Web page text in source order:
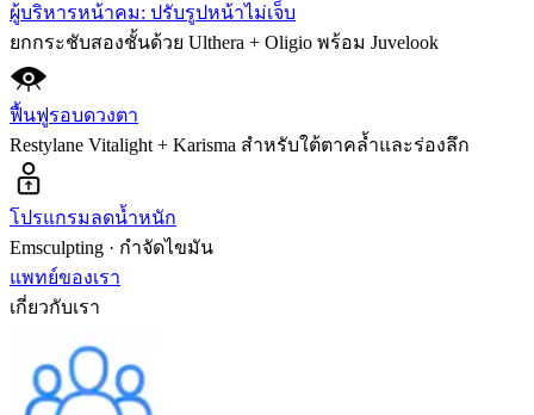
ผู้บริหารหน้าคม: ปรับรูปหน้าไม่เจ็บ
ยกกระชับสองชั้นด้วย Ulthera + Oligio พร้อม Juvelook
ฟื้นฟูรอบดวงตา
Restylane Vitalight + Karisma สำหรับใต้ตาคล้ำและร่องลึก
โปรแกรมลดน้ำหนัก
Emsculpting · กำจัดไขมัน
แพทย์ของเรา
เกี่ยวกับเรา